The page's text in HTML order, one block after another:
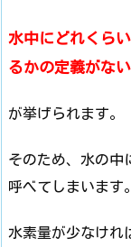
水中にどれくら
るかの定義がな
が挙げられます。
そのため、水の中
呼べてしまいます。
水素量が少なけれ